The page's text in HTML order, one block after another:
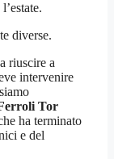
diverse.
riuscire a
intervenire
Tor
ha terminato
e del